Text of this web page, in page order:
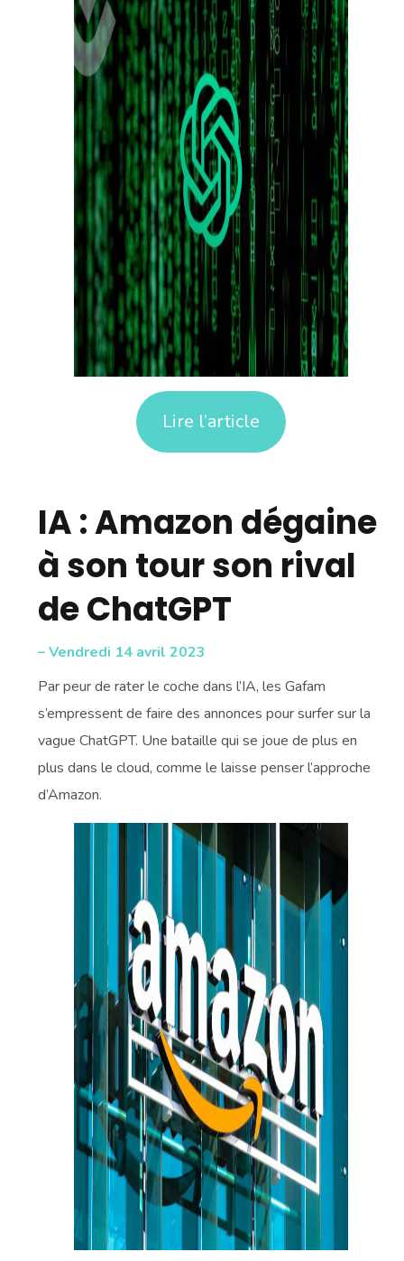
Lire l’article
IA : Amazon dégaine
à son tour son rival
de ChatGPT
– Vendredi 14 avril 2023
Par peur de rater le coche dans l’IA, les Gafam
s’empressent de faire des annonces pour surfer sur la
vague ChatGPT. Une bataille qui se joue de plus en
plus dans le cloud, comme le laisse penser l’approche
d’Amazon.